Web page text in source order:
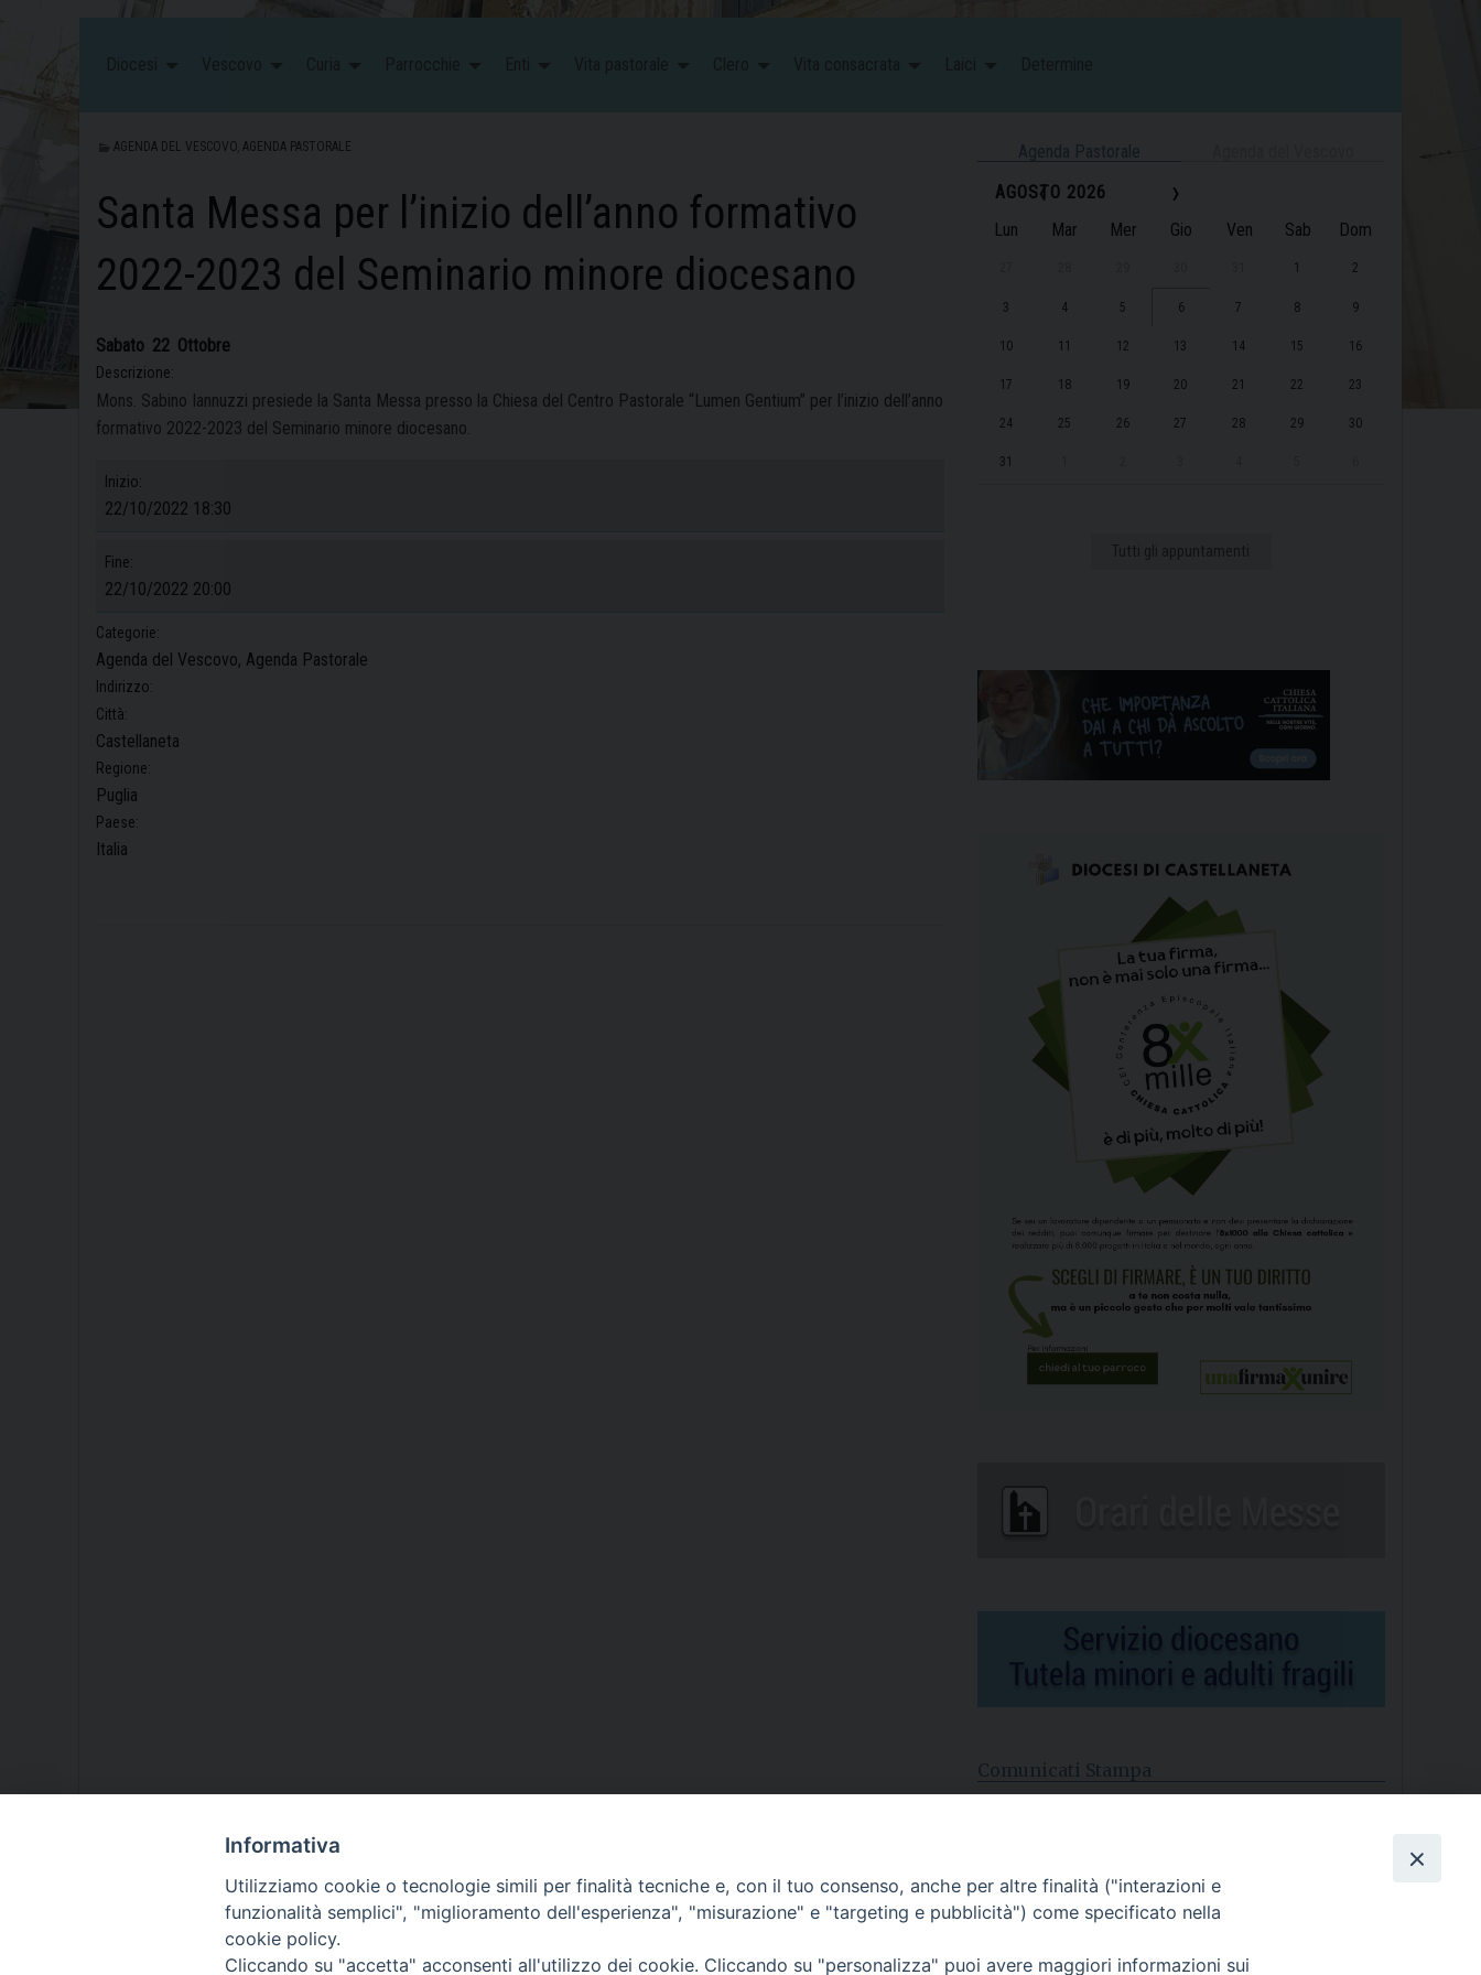
AGENDA DEL VESCOVO AGENDA PASTORALE
Santa Messa per l’inizio dell’anno formativo
2022-2023 del Seminario minore diocesano
Sabato 22 Ottobre
Descrizione:
Mons. Sabino Iannuzzi presiede la Santa Messa presso la Chiesa del Centro Pastorale “Lumen Gentium” per l’inizio dell’anno
formativo 2022-2023 del Seminario minore diocesano.
Inizio:
22/10/2022 18:30
Fine:
22/10/2022 20:00
Categorie:
Agenda del Vescovo, Agenda Pastorale
Indirizzo:
Città:
Castellaneta
Regione:
Puglia
Paese:
Italia
Agenda Pastorale
‹
AGOSTO 2026 ›
Lun Mar Mer Gio Ven Sab Dom
1 2
3 4 5 6 7 8 9
10 11 12 13 14 15 16
17 18 19 20 21 22 23
24 25 26 27 28 29 30
31
Comunicati Stampa
Nasce la Consulta Diocesana delle Aggregazioni Laicali di
Castellaneta
Archivio comunicati stampa
Informativa
Utilizziamo cookie o tecnologie simili per finalità tecniche e, con il tuo consenso, anche per altre finalità ("interazioni e
funzionalità semplici", "miglioramento dell'esperienza", "misurazione" e "targeting e pubblicità") come specificato nella
cookie policy.
Cliccando su "accetta" acconsenti all'utilizzo dei cookie. Cliccando su "personalizza" puoi avere maggiori informazioni sui